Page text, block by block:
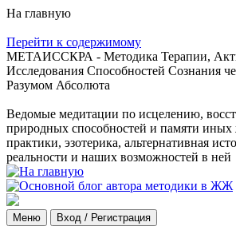
На главную
Перейти к содержимому
МЕТАИССКРА - Методика Терапии,
Исследования Способностей Сознания
Разумом Абсолюта
Ведомые медитации по исцелению,
природных способностей и памяти
практики, эзотерика, альтернативная
реальности и наших возможностей в ней
Меню Вход / Регистрация